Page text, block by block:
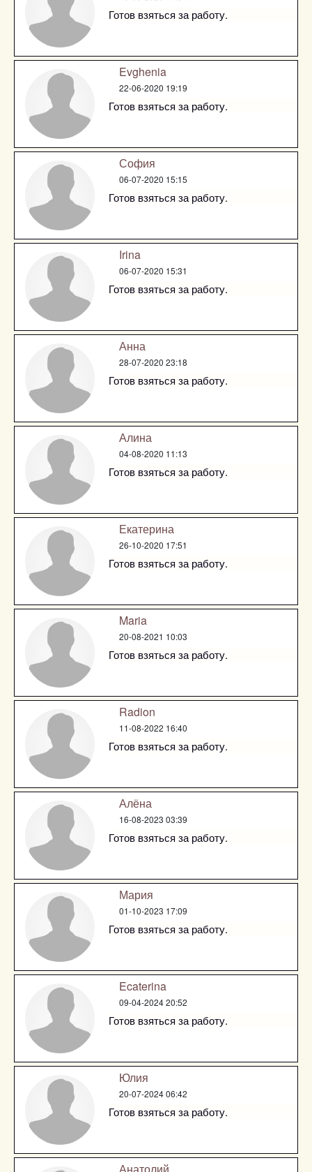
Готов взяться за работу.
Evghenia
22-06-2020 19:19
Готов взяться за работу.
София
06-07-2020 15:15
Готов взяться за работу.
Irina
06-07-2020 15:31
Готов взяться за работу.
Анна
28-07-2020 23:18
Готов взяться за работу.
Алина
04-08-2020 11:13
Готов взяться за работу.
Екатерина
26-10-2020 17:51
Готов взяться за работу.
Maria
20-08-2021 10:03
Готов взяться за работу.
Radion
11-08-2022 16:40
Готов взяться за работу.
Алёна
16-08-2023 03:39
Готов взяться за работу.
Мария
01-10-2023 17:09
Готов взяться за работу.
Ecaterina
09-04-2024 20:52
Готов взяться за работу.
Юлия
20-07-2024 06:42
Готов взяться за работу.